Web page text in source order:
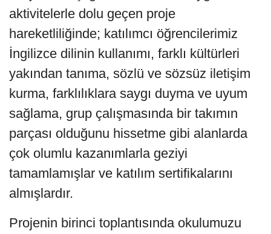
aktivitelerle dolu geçen proje
hareketliliğinde; katılımcı öğrencilerimiz
İngilizce dilinin kullanımı, farklı kültürleri
yakından tanıma, sözlü ve sözsüz iletişim
kurma, farklılıklara saygı duyma ve uyum
sağlama, grup çalışmasında bir takımın
parçası olduğunu hissetme gibi alanlarda
çok olumlu kazanımlarla geziyi
tamamlamışlar ve katılım sertifikalarını
almışlardır.
Projenin birinci toplantısında okulumuzu